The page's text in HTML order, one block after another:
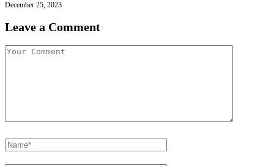
December 25, 2023
Leave a Comment